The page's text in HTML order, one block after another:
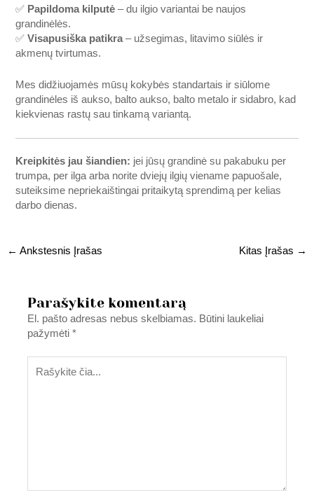
✅ Papildoma kilputė – du ilgio variantai be naujos
grandinėlės.
✅Visapusiška patikra– užsegimas, litavimo siūlės ir
akmenų tvirtumas.
Mes didžiuojamės mūsų kokybės standartais ir siūlome
grandinėles iš aukso, balto aukso, balto metalo ir sidabro, kad
kiekvienas rastų sau tinkamą variantą.
Kreipkitės jau šiandien: jei jūsų grandinė su pakabuku per
trumpa, per ilga arba norite dviejų ilgių viename papuošale,
suteiksime nepriekaištingai pritaikytą sprendimą per kelias
darbo dienas.
← Ankstesnis Įrašas Kitas Įrašas →
Parašykite komentarą
El. pašto adresas nebus skelbiamas. Būtini laukeliai
pažymėti*
čia...